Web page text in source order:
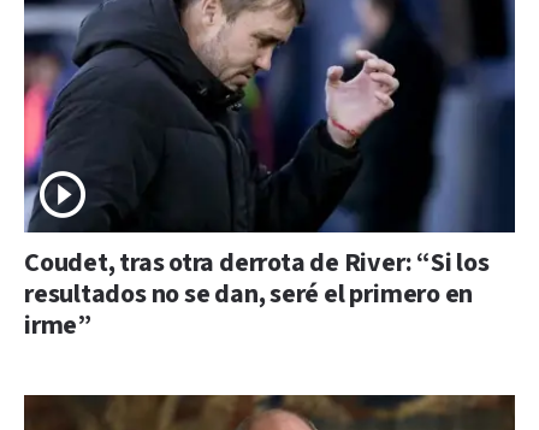
Coudet, tras otra derrota de River: “Si los
resultados no se dan, seré el primero en
irme”